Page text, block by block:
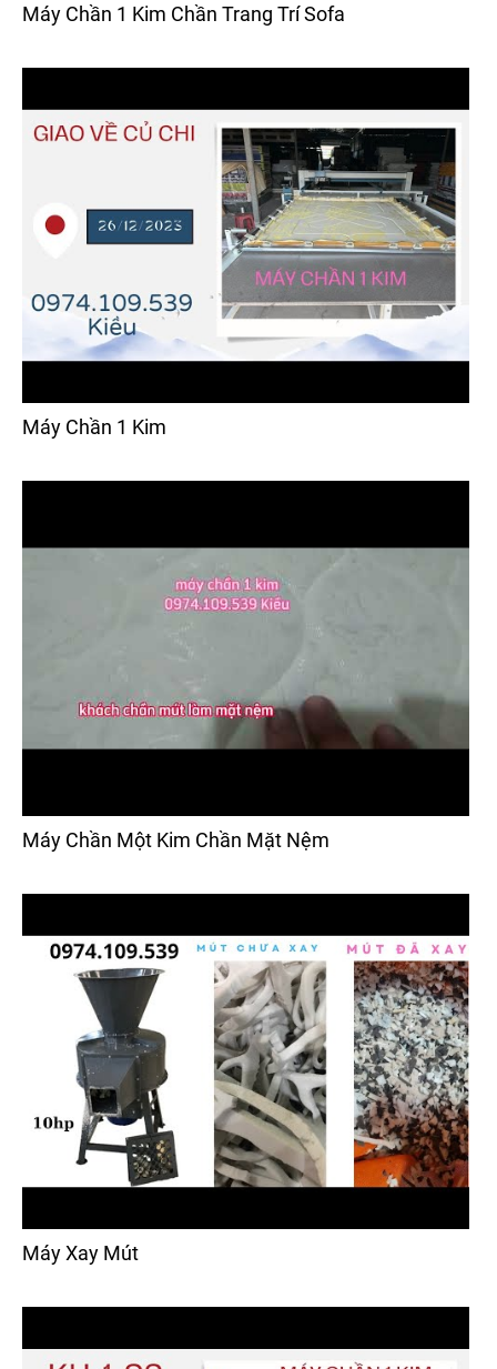
Máy Chần 1 Kim Chần Trang Trí Sofa
Máy Chần 1 Kim
Máy Chần Một Kim Chần Mặt Nệm
Máy Xay Mút